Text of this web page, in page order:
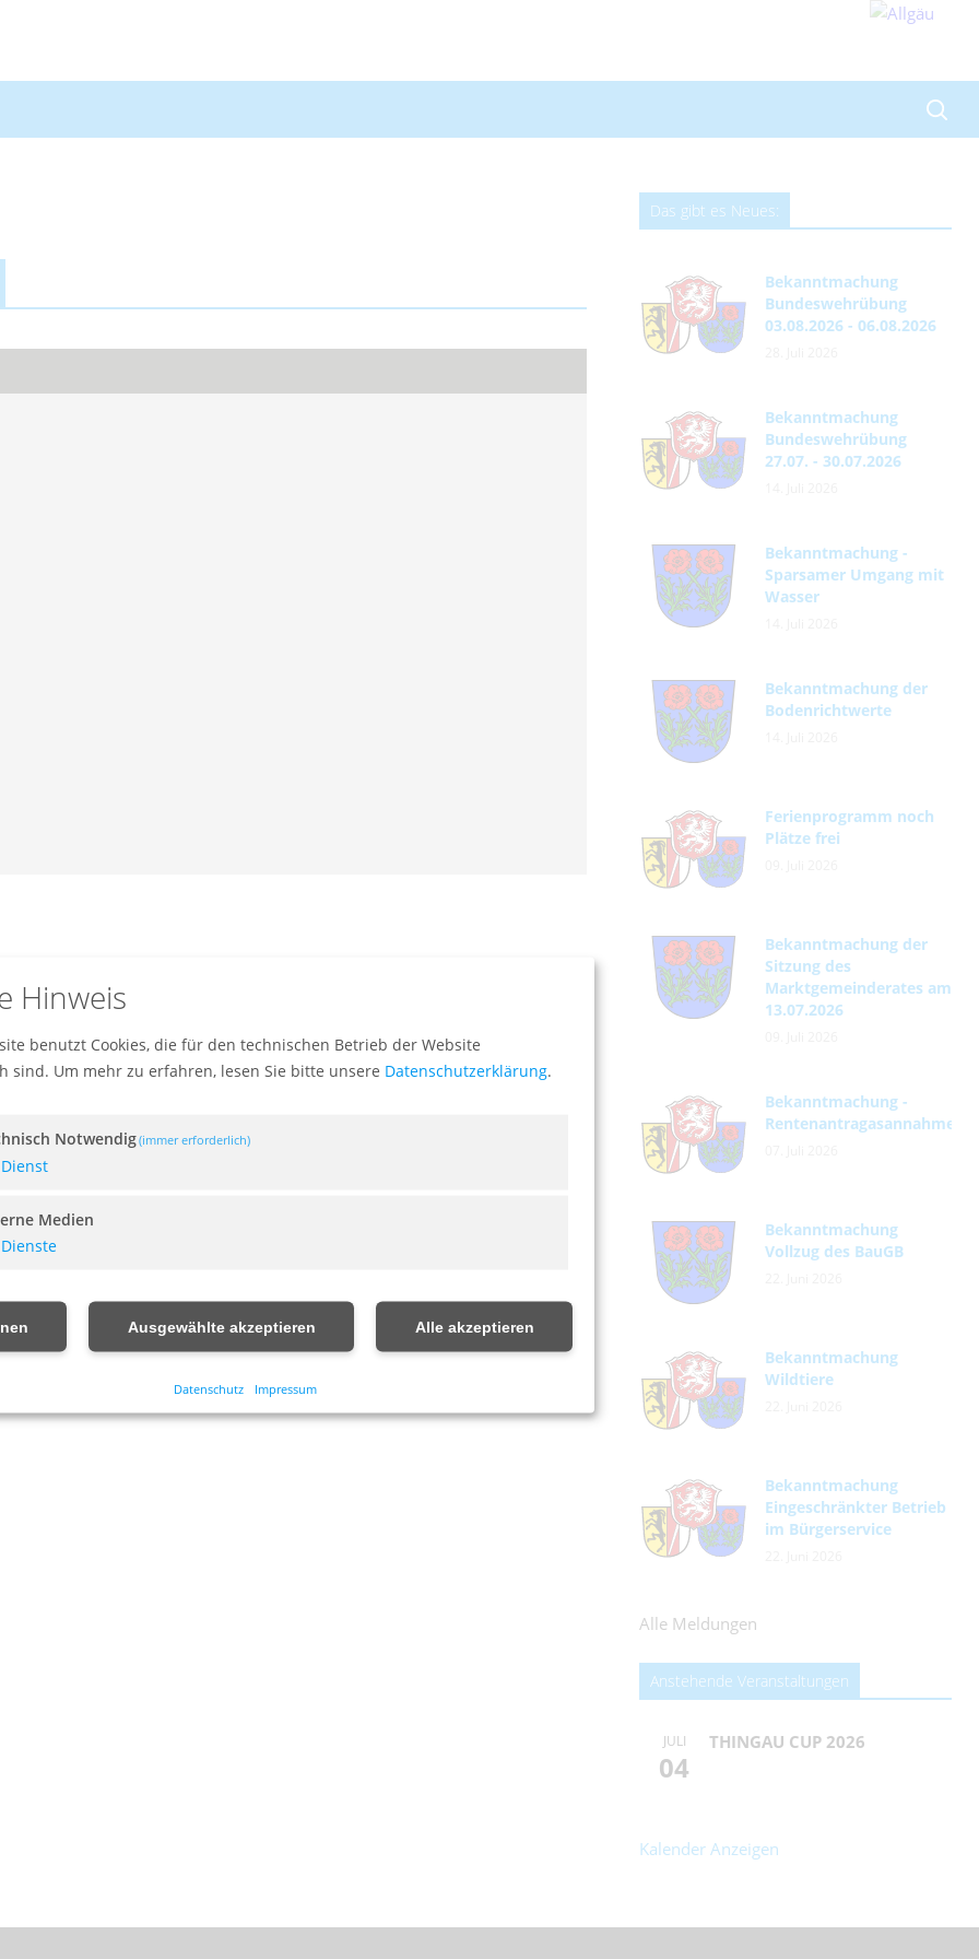
Das gibt es Neues:
Bekanntmachung
Bundeswehrübung
03.08.2026 - 06.08.2026
Bekanntmachung
Bundeswehrübung
27.07. - 30.07.2026
Bekanntmachung -
Sparsamer Umgang mit
Wasser
Bekanntmachung der
Bodenrichtwerte
Ferienprogramm noch
Plätze frei
Bekanntmachung der
Sitzung des
Marktgemeinderates am
13.07.2026
Bekanntmachung -
Rentenantragasannahme
Bekanntmachung
Vollzug des BauGB
Bekanntmachung
Wildtiere
Bekanntmachung
Eingeschränkter Betrieb
im Bürgerservice
Alle Meldungen
Anstehende Veranstaltungen
JULI
04
THINGAU CUP 2026
Kalender Anzeigen
Hinweis
benutzt Cookies, die für den technischen Betrieb der Website
sind. Um mehr zu erfahren, lesen Sie bitte unsere Datenschutzerklärung.
Notwendig(immer erforderlich)
Dienst
Medien
Dienste
Ausgewählte akzeptieren Alle akzeptieren
Datenschutz Impressum